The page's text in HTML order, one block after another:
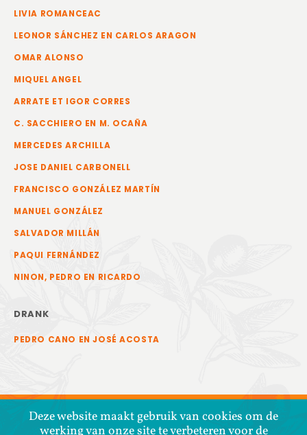
LIVIA ROMANCEAC
LEONOR SÁNCHEZ EN CARLOS ARAGON
OMAR ALONSO
MIQUEL ANGEL
ARRATE ET IGOR CORRES
C. SACCHIERO EN M. OCAÑA
MERCEDES ARCHILLA
JOSE DANIEL CARBONELL
FRANCISCO GONZÁLEZ MARTÍN
MANUEL GONZÁLEZ
SALVADOR MILLÁN
PAQUI FERNÁNDEZ
NINON, PEDRO EN RICARDO
DRANK
PEDRO CANO EN JOSÉ ACOSTA
Deze website maakt gebruik van cookies om de
werking van onze site te verbeteren voor de